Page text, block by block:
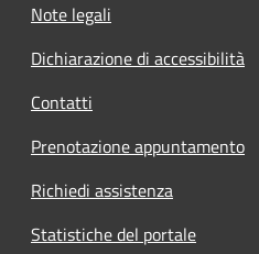
Note legali
Dichiarazione di accessibilità
Contatti
Prenotazione appuntamento
Richiedi assistenza
Statistiche del portale